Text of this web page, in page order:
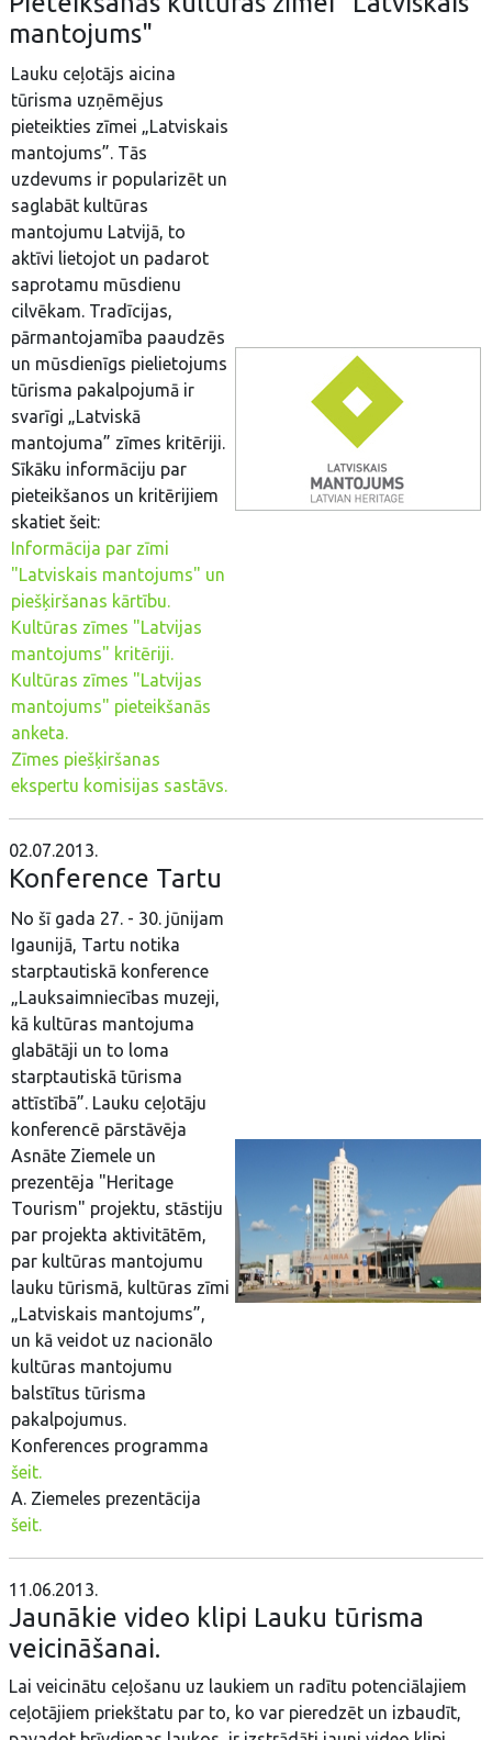
mantojums"
Lauku ceļotājs aicina
tūrisma uzņēmējus
pieteikties zīmei „Latviskais
mantojums”. Tās
uzdevums ir popularizēt un
saglabāt kultūras
mantojumu Latvijā, to
aktīvi lietojot un padarot
saprotamu mūsdienu
cilvēkam. Tradīcijas,
pārmantojamība paaudzēs
un mūsdienīgs pielietojums
tūrisma pakalpojumā ir
svarīgi „Latviskā
mantojuma” zīmes kritēriji.
Sīkāku informāciju par
pieteikšanos un kritērijiem
skatiet šeit:
Informācija par zīmi
"Latviskais mantojums" un
piešķiršanas kārtību.
Kultūras zīmes "Latvijas
mantojums" kritēriji.
Kultūras zīmes "Latvijas
mantojums" pieteikšanās
anketa.
Zīmes piešķiršanas
ekspertu komisijas sastāvs.
02.07.2013.
Konference Tartu
No šī gada 27. - 30. jūnijam
Igaunijā, Tartu notika
starptautiskā konference
„Lauksaimniecības muzeji,
kā kultūras mantojuma
glabātāji un to loma
starptautiskā tūrisma
attīstībā”. Lauku ceļotāju
konferencē pārstāvēja
Asnāte Ziemele un
prezentēja "Heritage
Tourism" projektu, stāstiju
par projekta aktivitātēm,
par kultūras mantojumu
lauku tūrismā, kultūras zīmi
„Latviskais mantojums”,
un kā veidot uz nacionālo
kultūras mantojumu
balstītus tūrisma
pakalpojumus.
Konferences programma
šeit.
A. Ziemeles prezentācija
šeit.
11.06.2013.
Jaunākie video klipi Lauku tūrisma
veicināšanai.
Lai veicinātu ceļošanu uz laukiem un radītu potenciālajiem
ceļotājiem priekštatu par to, ko var pieredzēt un izbaudīt,